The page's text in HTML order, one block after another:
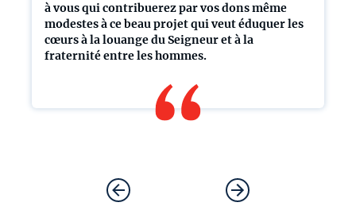
à vous qui contribuerez par vos dons même
modestes à ce beau projet qui veut éduquer les
cœurs à la louange du Seigneur et à la
fraternité entre les hommes.